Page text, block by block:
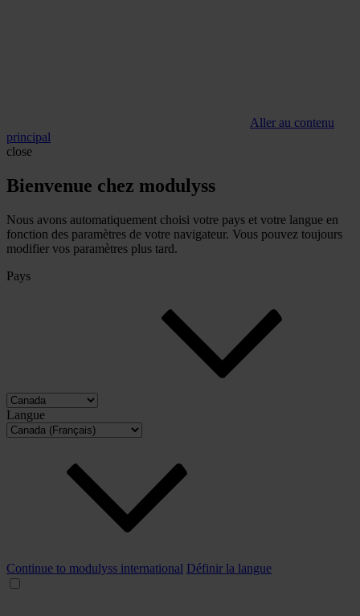
Aller au contenu
principal
close
Bienvenue chez modulyss
Nous avons automatiquement choisi votre pays et votre langue en
fonction des paramètres de votre navigateur. Vous pouvez toujours
modifier vos paramètres plus tard.
Pays
Langue
Continue to modulyss international Définir la langue